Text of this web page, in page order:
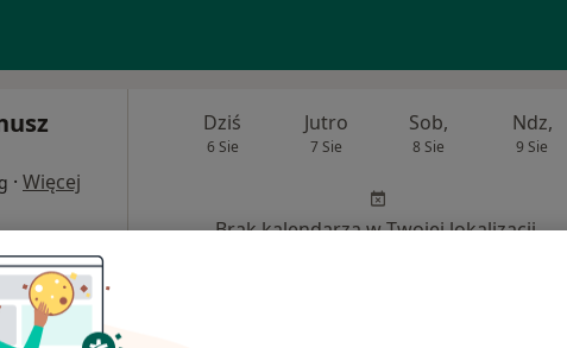
· Więcej
Dziś
6 Sie
Jutro
7 Sie
Sob,
8 Sie
Ndz,
9 Sie
Brak kalendarza w Twojej lokalizacji.